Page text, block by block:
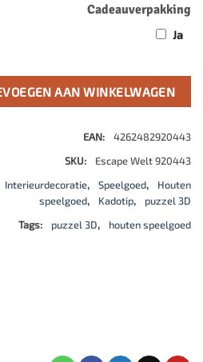
Cadeauverpakking
Ja
AAN WINKELWAGEN
EAN:
4262482920443
SKU:
Escape Welt 920443
Interieurdecoratie, Speelgoed,
Houten
speelgoed, Kadotip,
puzzel 3D
Tags:
puzzel 3D, houten speelgoed